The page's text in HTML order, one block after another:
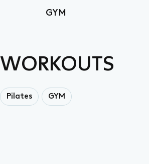
GYM
WORKOUTS
GYM
Pilates